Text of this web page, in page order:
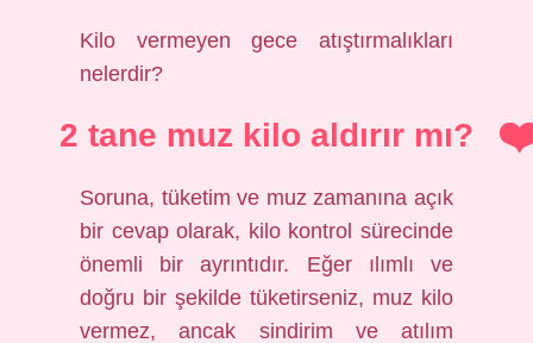
Kilo vermeyen gece atıştırmalıkları
nelerdir?
2 tane muz kilo aldırır mı?
Soruna, tüketim ve muz zamanına açık
bir cevap olarak, kilo kontrol sürecinde
önemli bir ayrıntıdır. Eğer ılımlı ve
doğru bir şekilde tüketirseniz, muz kilo
vermez, ancak sindirim ve atılım